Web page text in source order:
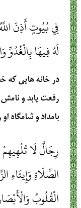
فِي بُيُوتٍ أَذِنَ
لَهُ فِيهَا بِالْغُدُوِّ
در خانه ‏هايى كه
رفعت‏ يابد و نامش
بامداد و شامگاه او
رِجَالٌ لَا
الصَّلَاةِ وَإِيتَاءِ
الْقُلُوبُ